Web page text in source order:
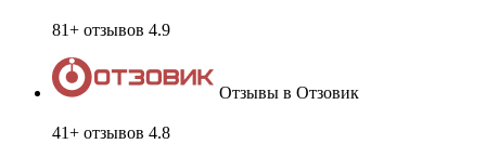
81+ отзывов 4.9
Отзывы в Отзовик
41+ отзывов 4.8